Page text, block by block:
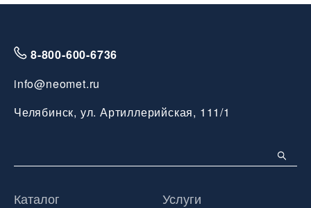
8-800-600-6736
info@neomet.ru
Челябинск, ул. Артиллерийская, 111/1
Каталог
Услуги